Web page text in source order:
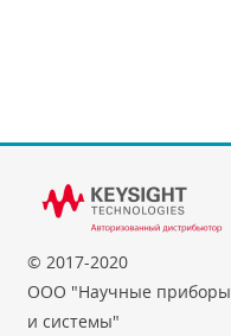
© 2017-2020
ООО "Научные приборы
и системы"